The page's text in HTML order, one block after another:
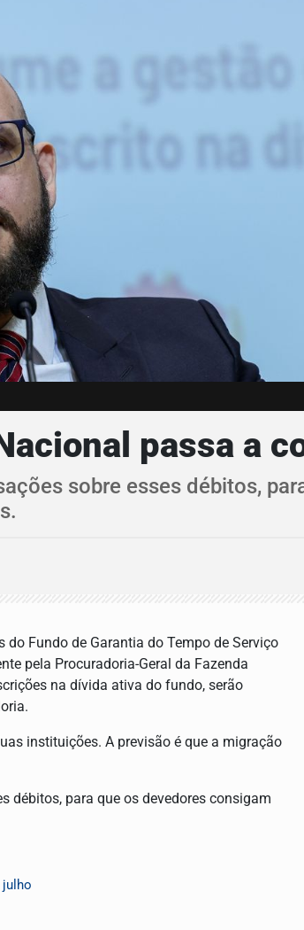
passa a
sobre esses débitos,
Fundo de Garantia do Tempo de Serviço
pela Procuradoria-Geral da Fazenda
na dívida ativa do fundo, serão
instituições. A previsão é que a migração
débitos, para que os devedores consigam